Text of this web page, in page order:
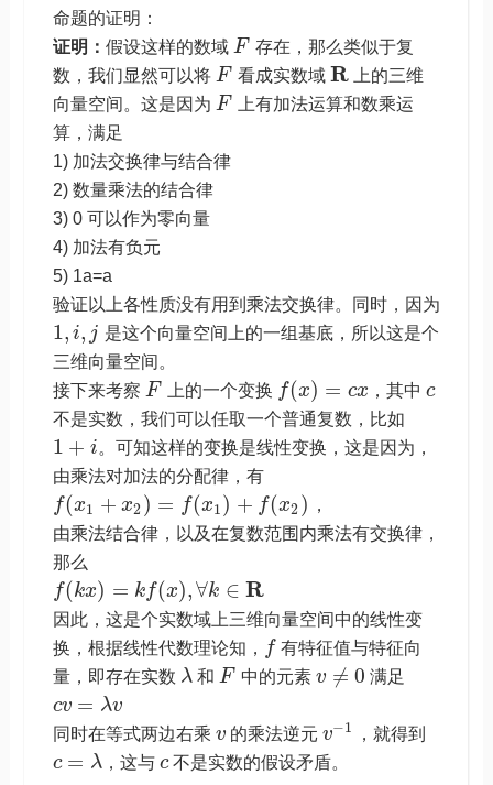
命题的证明：
证明： 假设这样的数域 F 存在，那么类似于复
数，我们显然可以将 F 看成实数域 R上的三维
向量空间。这是因为 F
上有加法运算和数乘运
算，满足
1) 加法交换律与结合律
2) 数量乘法的结合律
3) 0 可以作为零向量
4) 加法有负元
5) 1a=a
验证以上各性质没有用到乘法交换律。同时，因为
1, i, j 是这个向量空间上的一组基底，所以这是个
三维向量空间。
接下来考察 F 上的一个变换 f(x) = cx ，其中c
不是实数，我们可以任取一个普通复数，比如
1 + i。可知这样的变换是线性变换，这是因为，
由乘法对加法的分配律，有
f(x1 + x2 ) = f(x1) + f(x2 ) ，
由乘法结合律，以及在复数范围内乘法有交换律，
那么
f(kx) = kf(x),∀k ∈ R
因此，这是个实数域上三维向量空间中的线性变
换，根据线性代数理论知， f 有特征值与特征向
量，即存在实数 λ 和 F 中的元素v ≠ 0 满足
cv = λv
同时在等式两边右乘 v 的乘法逆元 v−1 ，就得到
c = λ ，这与c不是实数的假设矛盾。